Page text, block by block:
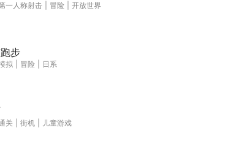
一人称射击 冒险
开放世界
步
拟 冒险
日系
关 街机
儿童游戏